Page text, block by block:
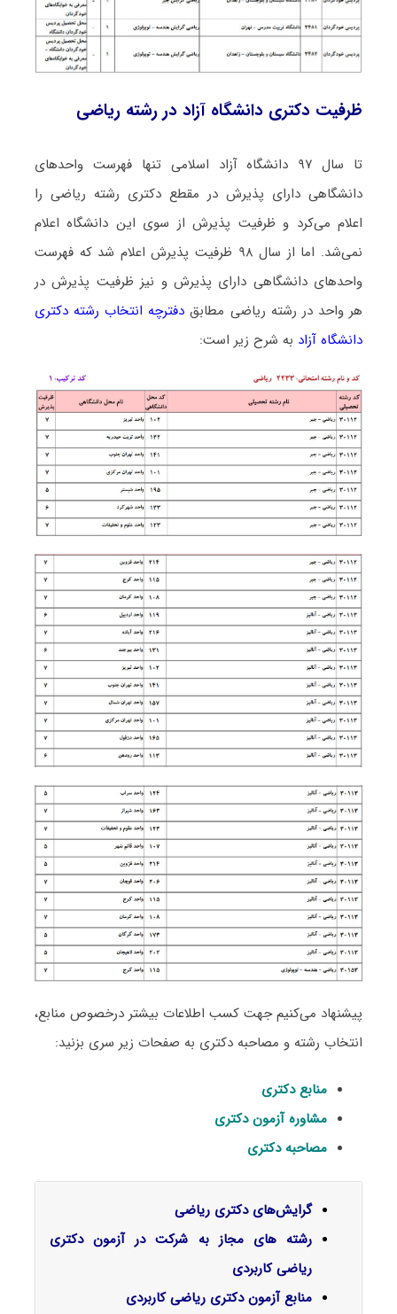
ظرفیت دکتری دانشگاه آزاد در رشته رﻳﺎضی
تا سال ۹۷ دانشگاه آزاد اسلامی تنها فهرست واحدهای
دانشگاهی دارای پذیرش در مقطع دکتری رشته رﻳﺎضی را
اعلام می‌کرد و ظرفیت پذیرش از سوی این دانشگاه اعلام
نمی‌شد. اما از سال ۹۸ ظرفیت پذیرش اعلام شد که فهرست
واحدهای دانشگاهی دارای پذیرش و نیز ظرفیت پذیرش در
هر واحد در رشته رﻳﺎضی مطابق دفترچه انتخاب رشته دکتری
دانشگاه آزاد به شرح زیر است:
پیشنهاد می‌کنیم جهت کسب اطلاعات بیشتر درخصوص منابع،
انتخاب رشته و مصاحبه دکتری به صفحات زیر سری بزنید:
منابع دکتری
مشاوره آزمون دکتری
مصاحبه دکتری
گرایش‌های دکتری ریاضی
رشته های مجاز به شرکت در آزمون دکتری
ریاضی کاربردی
منابع آزمون دکتری ریاضی کاربردی